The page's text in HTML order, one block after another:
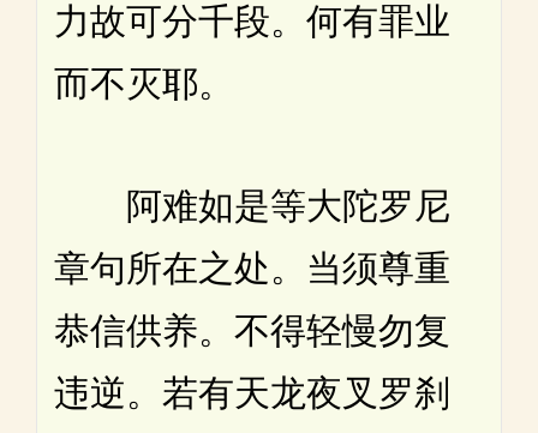
力故可分千段。何有罪业
而不灭耶。
阿难如是等大陀罗尼
章句所在之处。当须尊重
恭信供养。不得轻慢勿复
违逆。若有天龙夜叉罗刹